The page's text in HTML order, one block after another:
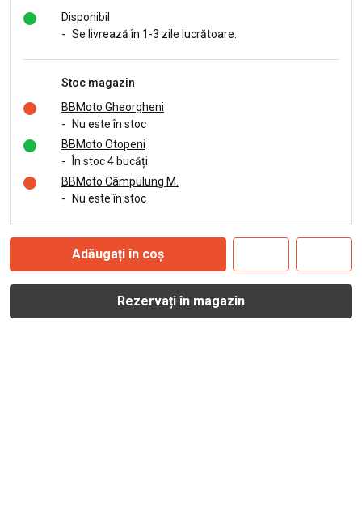
Disponibil
- Se livrează în 1-3 zile lucrătoare.
Stoc magazin
BBMoto Gheorgheni
-
Nu este în stoc
BBMoto Otopeni
-
În stoc 4 bucăți
BBMoto Câmpulung M.
-
Nu este în stoc
Adăugați în coș
Rezervați în magazin